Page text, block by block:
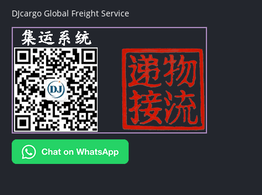
DJcargo Global Freight Service